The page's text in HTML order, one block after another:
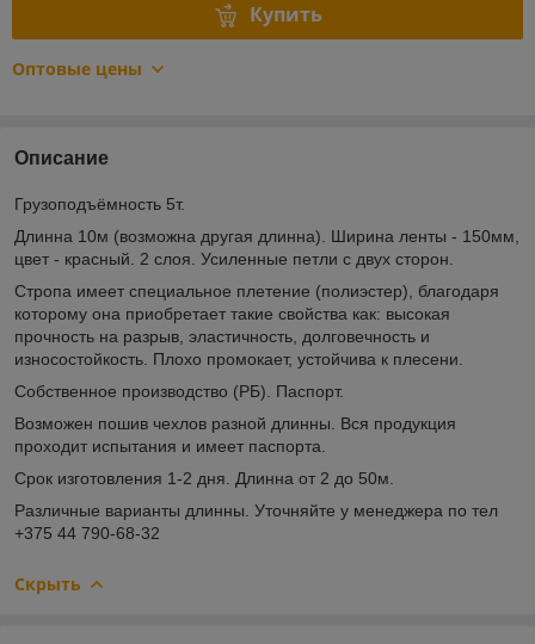
Купить
Оптовые цены
Описание
Грузоподъёмность 5т.
Длинна 10м (возможна другая длинна). Ширина ленты - 150мм,
цвет - красный. 2 слоя. Усиленные петли с двух сторон.
Стропа имеет специальное плетение (полиэстер), благодаря
которому она приобретает такие свойства как: высокая
прочность на разрыв, эластичность, долговечность и
износостойкость. Плохо промокает, устойчива к плесени.
Собственное производство (РБ). Паспорт.
Возможен пошив чехлов разной длинны. Вся продукция
проходит испытания и имеет паспорта.
Срок изготовления 1-2 дня. Длинна от 2 до 50м.
Различные варианты длинны. Уточняйте у менеджера по тел
+375 44 790-68-32
Скрыть